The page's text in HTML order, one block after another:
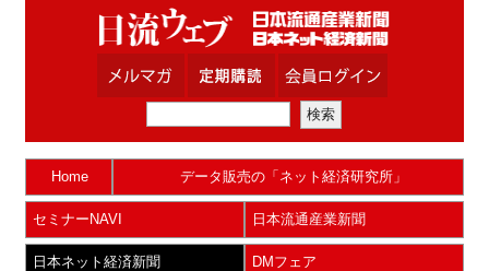
Home データ販売の「ネット経済研究所」
セミナーNAVI 日本流通産業新聞
日本ネット経済新聞 DMフェア